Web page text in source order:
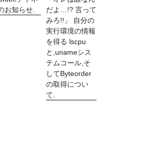
お知らせ.
だよ…!? 言って
みろ!!」 自分の
実行環境の情報
を得る lscpu
と,unameシス
テムコール,そ
してByteorder
の取得につい
て.